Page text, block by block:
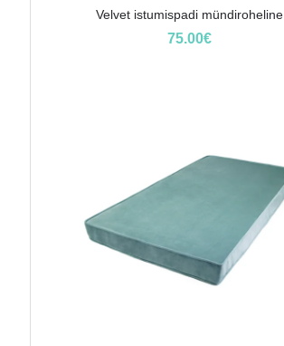
Velvet istumispadi mündiroheline
75.00€